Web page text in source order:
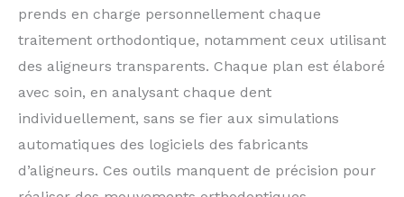
prends en charge personnellement chaque
traitement orthodontique, notamment ceux utilisant
des aligneurs transparents. Chaque plan est élaboré
avec soin, en analysant chaque dent
individuellement, sans se fier aux simulations
automatiques des logiciels des fabricants
d’aligneurs. Ces outils manquent de précision pour